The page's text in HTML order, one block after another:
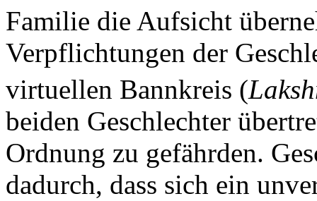
Familie die Aufsicht
Verpflichtungen der
virtuellen Bannkreis (
beiden Geschlechter
Ordnung zu gefährden.
dadurch, dass sich ein